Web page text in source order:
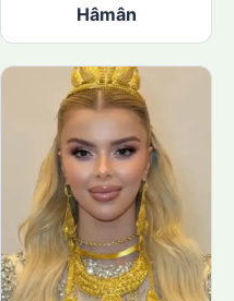
Hâmân